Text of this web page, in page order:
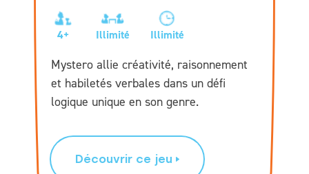
4+ Illimité Illimité
Mystero allie créativité, raisonnement
et habiletés verbales dans un défi
logique unique en son genre.
Découvrir ce jeu